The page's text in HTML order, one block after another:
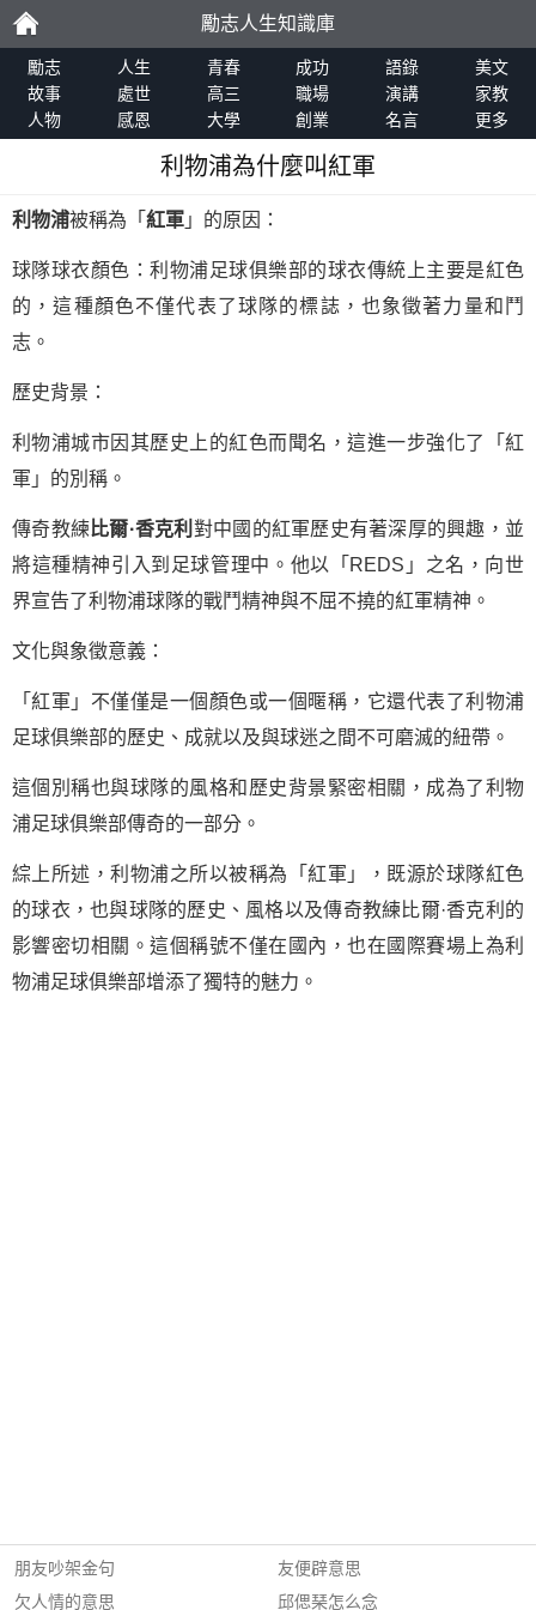
勵
志
勵志人生知識庫
勵志 人生 青春 成功 語錄
美文
故事
處世 高三 職場 演講
家教
人物
感恩 大學 創業 名言 更多
利物浦為什麼叫紅軍
利物浦被稱為「 紅軍 」的原因：
球隊球衣顏色：利物浦足球俱樂部的球衣傳統上主要是紅色
的，這種顏色不僅代表了球隊的標誌，也象徵著力量和鬥
志。
歷史背景：
利物浦城市因其歷史上的紅色而聞名，這進一步強化了「紅
軍」的別稱。
傳奇教練 比爾·香克利 對中國的紅軍歷史有著深厚的興趣，並
將這種精神引入到足球管理中。他以「REDS」之名，向世
界宣告了利物浦球隊的戰鬥精神與不屈不撓的紅軍精神。
文化與象徵意義：
「紅軍」不僅僅是一個顏色或一個暱稱，它還代表了利物浦
足球俱樂部的歷史、成就以及與球迷之間不可磨滅的紐帶。
這個別稱也與球隊的風格和歷史背景緊密相關，成為了利物
浦足球俱樂部傳奇的一部分。
綜上所述，利物浦之所以被稱為「紅軍」，既源於球隊紅色
的球衣，也與球隊的歷史、風格以及傳奇教練比爾·香克利的
影響密切相關。這個稱號不僅在國內，也在國際賽場上為利
物浦足球俱樂部增添了獨特的魅力。
朋友吵架金句
欠人情的意思
友便辟意思
邱偲琹怎么念